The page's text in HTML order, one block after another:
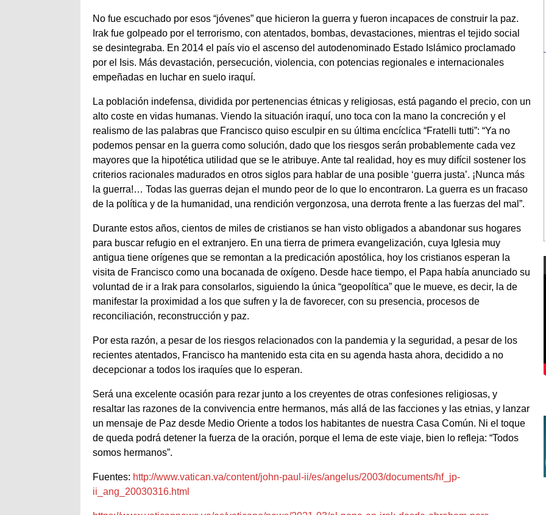
No fue escuchado por esos “jóvenes” que hicieron la guerra y fueron incapaces de construir la paz.
Irak fue golpeado por el terrorismo, con atentados, bombas, devastaciones, mientras el tejido social
se desintegraba. En 2014 el país vio el ascenso del autodenominado Estado Islámico proclamado
por el Isis. Más devastación, persecución, violencia, con potencias regionales e internacionales
empeñadas en luchar en suelo iraquí.
La población indefensa, dividida por pertenencias étnicas y religiosas, está pagando el precio, con un
alto coste en vidas humanas. Viendo la situación iraquí, uno toca con la mano la concreción y el
realismo de las palabras que Francisco quiso esculpir en su última encíclica “Fratelli tutti”: “Ya no
podemos pensar en la guerra como solución, dado que los riesgos serán probablemente cada vez
mayores que la hipotética utilidad que se le atribuye. Ante tal realidad, hoy es muy difícil sostener los
criterios racionales madurados en otros siglos para hablar de una posible ‘guerra justa’. ¡Nunca más
la guerra!… Todas las guerras dejan el mundo peor de lo que lo encontraron. La guerra es un fracaso
de la política y de la humanidad, una rendición vergonzosa, una derrota frente a las fuerzas del mal”.
Durante estos años, cientos de miles de cristianos se han visto obligados a abandonar sus hogares
para buscar refugio en el extranjero. En una tierra de primera evangelización, cuya Iglesia muy
antigua tiene orígenes que se remontan a la predicación apostólica, hoy los cristianos esperan la
visita de Francisco como una bocanada de oxígeno. Desde hace tiempo, el Papa había anunciado su
voluntad de ir a Irak para consolarlos, siguiendo la única “geopolítica” que le mueve, es decir, la de
manifestar la proximidad a los que sufren y la de favorecer, con su presencia, procesos de
reconciliación, reconstrucción y paz.
Por esta razón, a pesar de los riesgos relacionados con la pandemia y la seguridad, a pesar de los
recientes atentados, Francisco ha mantenido esta cita en su agenda hasta ahora, decidido a no
decepcionar a todos los iraquíes que lo esperan.
Será una excelente ocasión para rezar junto a los creyentes de otras confesiones religiosas, y
resaltar las razones de la convivencia entre hermanos, más allá de las facciones y las etnias, y lanzar
un mensaje de Paz desde Medio Oriente a todos los habitantes de nuestra Casa Común. Ni el toque
de queda podrá detener la fuerza de la oración, porque el lema de este viaje, bien lo refleja: “Todos
somos hermanos”.
Fuentes: http://www.vatican.va/content/john-paul-ii/es/angelus/2003/documents/hf_jp-
ii_ang_20030316.html